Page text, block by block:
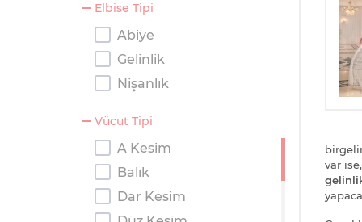
Elbise Tipi
Abiye
Gelinlik
Nişanlık
Vücut Tipi
A Kesim
Balık
Dar Kesim
var